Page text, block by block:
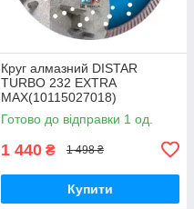
Круг алмазний DISTAR
TURBO 232 EXTRA
MAX(10115027018)
Готово до відправки 1 од.
1 440 ₴ 1 498 ₴
Купити